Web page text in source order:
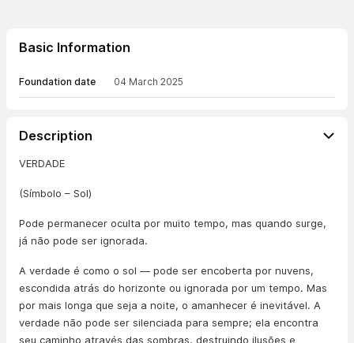
Basic Information
Foundation date 04 March 2025
Description
VERDADE
(Símbolo – Sol)
Pode permanecer oculta por muito tempo, mas quando surge,
já não pode ser ignorada.
A verdade é como o sol — pode ser encoberta por nuvens,
escondida atrás do horizonte ou ignorada por um tempo. Mas
por mais longa que seja a noite, o amanhecer é inevitável. A
verdade não pode ser silenciada para sempre; ela encontra
seu caminho através das sombras, destruindo ilusões e